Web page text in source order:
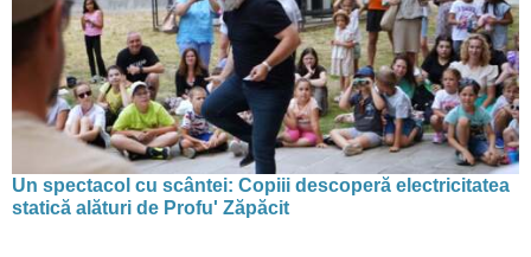
Un spectacol cu scântei: Copiii descoperă electricitatea
statică alături de Profu' Zăpăcit